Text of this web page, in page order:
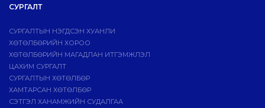
СУРГАЛТ
СУРГАЛТЫН НЭГДСЭН ХУАНЛИ
ХӨТӨЛБӨРИЙН ХОРОО
ХӨТӨЛБӨРИЙН МАГАДЛАН ИТГЭМЖЛЭЛ
ЦАХИМ СУРГАЛТ
СУРГАЛТЫН ХӨТӨЛБӨР
ХАМТАРСАН ХӨТӨЛБӨР
СЭТГЭЛ ХАНАМЖИЙН СУДАЛГАА